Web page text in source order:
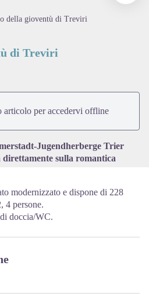
della gioventù di Treviri
di Treviri
articolo per accedervi offline
Jugendherberge Trier
sulla romantica
modernizzato e dispone di 228
4 persone.
doccia/WC.